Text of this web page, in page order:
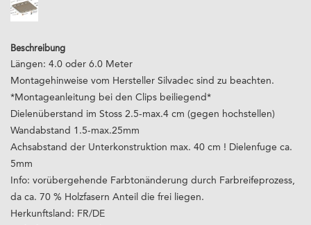
Beschreibung
Längen: 4.0 oder 6.0 Meter
Montagehinweise vom Hersteller Silvadec sind zu beachten.
*Montageanleitung bei den Clips beiliegend*
Dielenüberstand im Stoss 2.5-max.4 cm (gegen hochstellen)
Wandabstand 1.5-max.25mm
Achsabstand der Unterkonstruktion max. 40 cm ! Dielenfuge ca.
5mm
Info: vorübergehende Farbtonänderung durch Farbreifeprozess,
da ca. 70 % Holzfasern Anteil die frei liegen.
Herkunftsland: FR/DE